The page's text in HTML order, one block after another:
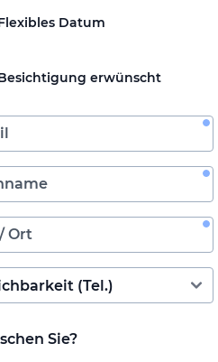
Datum
erwünscht
Sie?